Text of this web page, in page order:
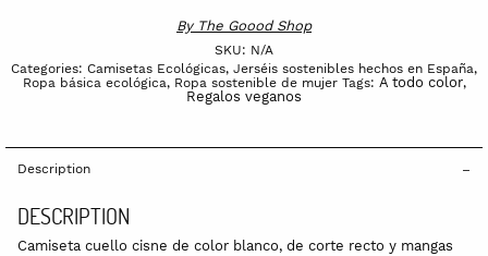
By The Goood Shop
SKU: N/A
Categories: Camisetas Ecológicas, Jerséis sostenibles hechos en España,
Ropa básica ecológica, Ropa sostenible de mujer Tags: A todo color,
Regalos veganos
Description
DESCRIPTION
Camiseta cuello cisne de color blanco, de corte recto y mangas